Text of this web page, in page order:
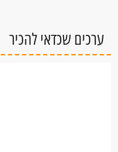
ערכים שכדאי להכיר